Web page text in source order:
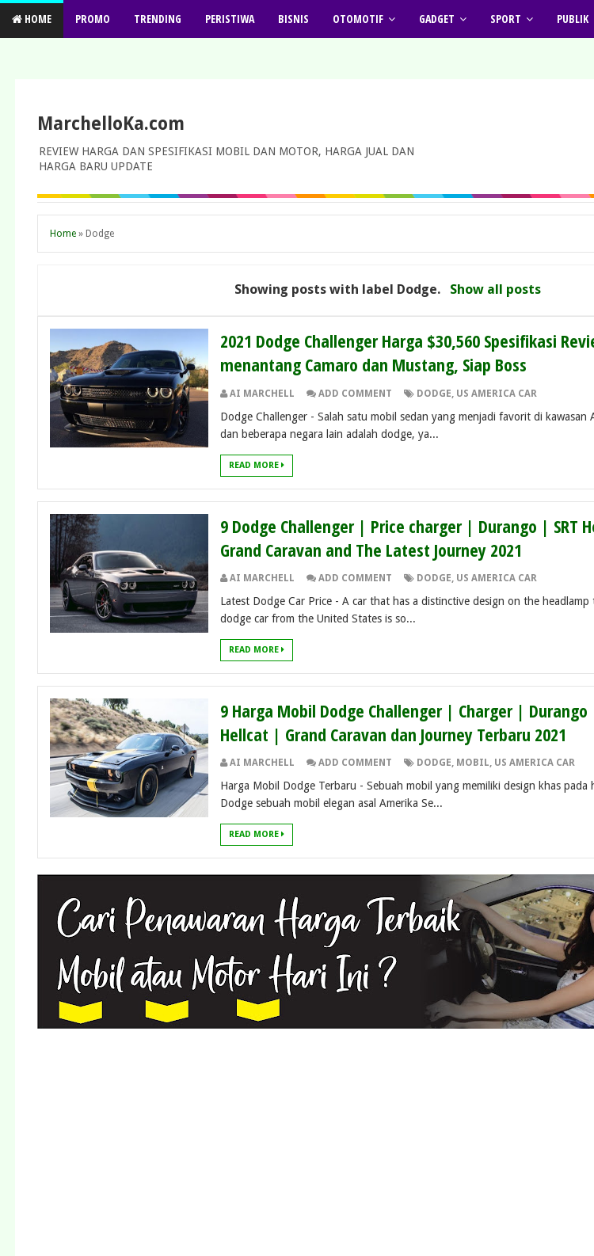
HOME PROMO TRENDING PERISTIWA BISNIS OTOMOTIF GADGET SPORT PUBLIK
MarchelloKa.com
REVIEW HARGA DAN SPESIFIKASI MOBIL DAN MOTOR, HARGA JUAL DAN
HARGA BARU UPDATE
Home » Dodge
Showing posts with label Dodge. Show all posts
2021 Dodge Challenger Harga $30,560 Spesifikasi
menantang Camaro dan Mustang, Siap Boss
AI MARCHELL ADD COMMENT DODGE US AMERICA CAR
Dodge Challenger - Salah satu mobil sedan yang menjadi favorit di kawasan
dan beberapa negara lain adalah dodge, ya...
READ MORE
9 Dodge Challenger | Price charger | Durango | SRT
Grand Caravan and The Latest Journey 2021
AI MARCHELL ADD COMMENT DODGE, US AMERICA CAR
Latest Dodge Car Price - A car that has a distinctive design on the
dodge car from the United States is so...
READ MORE
9 Harga Mobil Dodge Challenger | Charger | Durango
Hellcat | Grand Caravan dan Journey Terbaru 2021
AI MARCHELL ADD COMMENT DODGE, MOBIL, US AMERICA CAR
Harga Mobil Dodge Terbaru - Sebuah mobil yang memiliki design khas pada
Dodge sebuah mobil elegan asal Amerika Se...
READ MORE